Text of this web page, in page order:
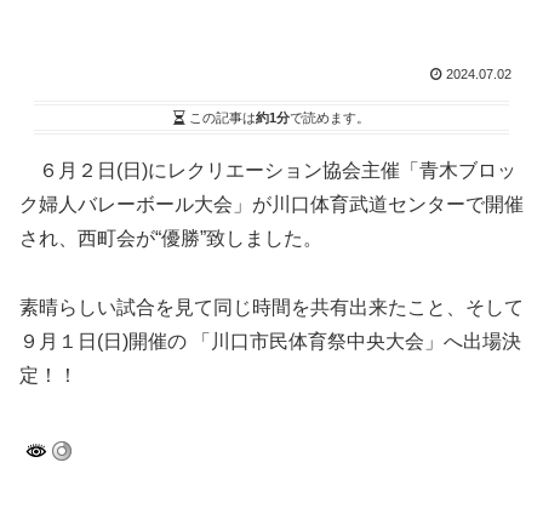
2024.07.02
この記事は約1分で読めます。
６月２日(日)にレクリエーション協会主催「青木ブロッ
ク婦人バレーボール大会」が川口体育武道センターで開催
され、西町会が“優勝”致しました。
素晴らしい試合を見て同じ時間を共有出来たこと、そして
９月１日(日)開催の 「川口市民体育祭中央大会」へ出場決
定！！